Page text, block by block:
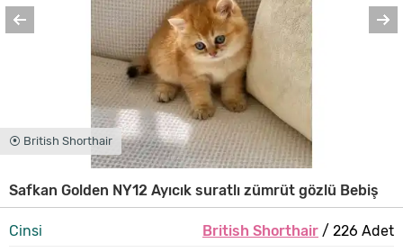
⦿ British Shorthair
Safkan Golden NY12 Ayıcık suratlı zümrüt gözlü Bebiş
Cinsi British Shorthair/ 226 Adet